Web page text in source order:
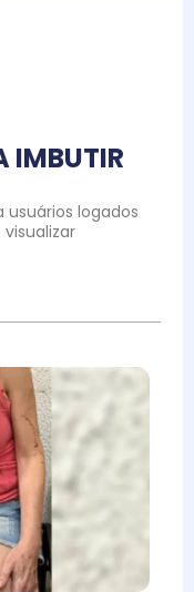
IMBUTIR
logados